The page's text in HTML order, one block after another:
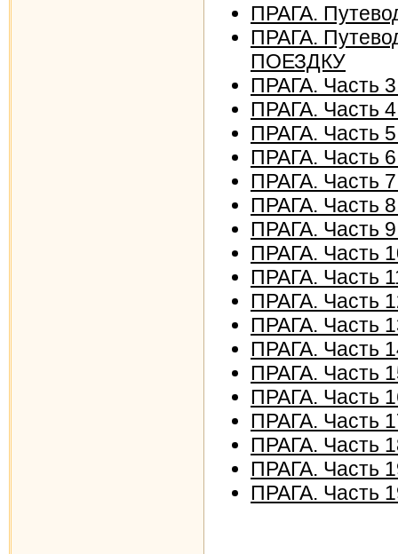
ПРАГА.
ПРАГА.
ПОЕЗДКУ
ПРАГА.
ПРАГА. Часть
ПРАГА. Часть
ПРАГА. Часть
ПРАГА. Часть
ПРАГА. Часть
ПРАГА. Часть
ПРАГА. Часть
ПРАГА. Часть
ПРАГА.
ПРАГА. Часть
ПРАГА. Часть
ПРАГА. Часть
ПРАГА. Часть
ПРАГА. Часть
ПРАГА. Часть
ПРАГА. Часть
ПРАГА. Часть